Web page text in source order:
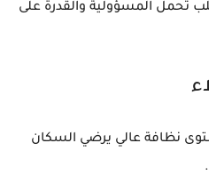
تحمل المسؤولية والقدرة على
نظافة عالي يرضي السكان